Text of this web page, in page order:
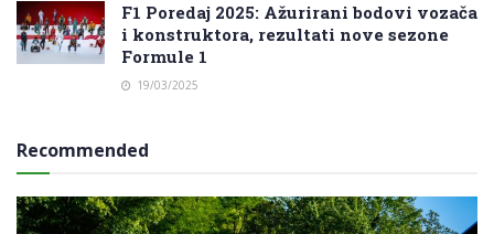
F1 Poredaj 2025: Ažurirani bodovi vozača
i konstruktora, rezultati nove sezone
Formule 1
19/03/2025
Recommended